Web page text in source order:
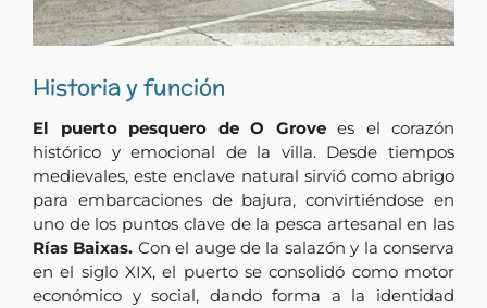
Historia y función
El puerto pesquero de O Grovees el corazón
histórico y emocional de la villa. Desde tiempos
medievales, este enclave natural sirvió como abrigo
para embarcaciones de bajura, convirtiéndose en
uno de los puntos clave de la pesca artesanal en las
Rías Baixas. Con el auge de la salazón y la conserva
en el siglo XIX, el puerto se consolidó como motor
económico y social, dando forma a la identidad